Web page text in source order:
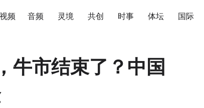
频 音频 灵境 共创 时事 体坛 国际
牛市结束了？中国